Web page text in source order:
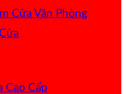
Cửa Văn Phòng
Cao Cấp